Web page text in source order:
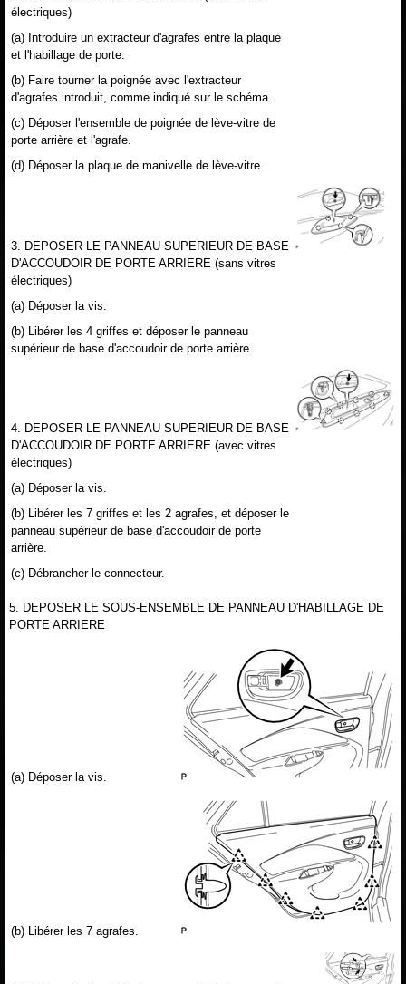
électriques)
(a) Introduire un extracteur d'agrafes entre la plaque
et l'habillage de porte.
(b) Faire tourner la poignée avec l'extracteur
d'agrafes introduit, comme indiqué sur le schéma.
(c) Déposer l'ensemble de poignée de lève-vitre de
porte arrière et l'agrafe.
(d) Déposer la plaque de manivelle de lève-vitre.
3. DEPOSER LE PANNEAU SUPERIEUR DE BASE
D'ACCOUDOIR DE PORTE ARRIERE (sans vitres
électriques)
(a) Déposer la vis.
(b) Libérer les 4 griffes et déposer le panneau
supérieur de base d'accoudoir de porte arrière.
4. DEPOSER LE PANNEAU SUPERIEUR DE BASE
D'ACCOUDOIR DE PORTE ARRIERE (avec vitres
électriques)
(a) Déposer la vis.
(b) Libérer les 7 griffes et les 2 agrafes, et déposer le
panneau supérieur de base d'accoudoir de porte
arrière.
(c) Débrancher le connecteur.
5. DEPOSER LE SOUS-ENSEMBLE DE PANNEAU D'HABILLAGE DE
PORTE ARRIERE
(a) Déposer la vis.
(b) Libérer les 7 agrafes.